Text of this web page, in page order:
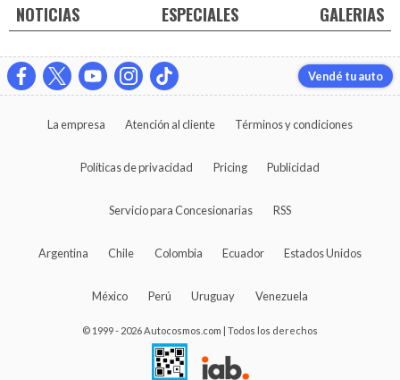
NOTICIAS ESPECIALES GALERIAS
Vendé tu auto
La empresa Atención al cliente Términos y condiciones
Políticas de privacidad Pricing Publicidad
Servicio para Concesionarias RSS
Argentina Chile Colombia Ecuador Estados Unidos
México Perú Uruguay Venezuela
© 1999 - 2026 Autocosmos.com | Todos los derechos